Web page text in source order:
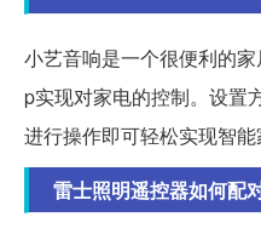
小艺音响是一个很便利的
p实现对家电的控制。设置
进行操作即可轻松实现智能
雷士照明遥控器如何配